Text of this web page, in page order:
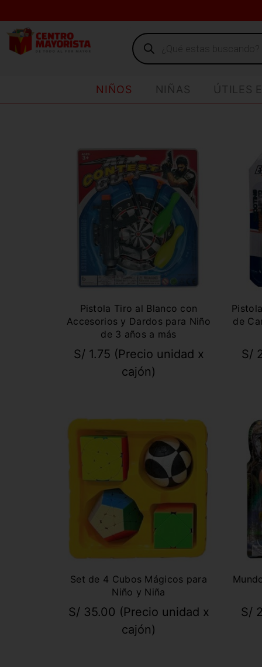
NIÑOS NIÑAS ÚTILES
Pistola Tiro al Blanco con
Accesorios y Dardos para Niño
de 3 años a más
S/1.75 (Precio unidad x
cajón)
de
S/
Set de 4 Cubos Mágicos para
Niño y Niña
S/35.00 (Precio unidad x
cajón)
S/